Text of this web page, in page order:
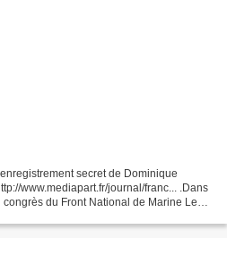
secret de Dominique
www.mediapart.fr/journal/franc... .Dans
du Front National de Marine Le